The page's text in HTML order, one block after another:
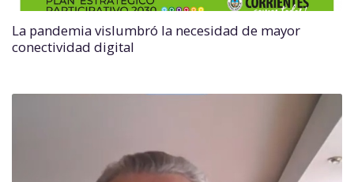
La pandemia vislumbró la necesidad de mayor
conectividad digital